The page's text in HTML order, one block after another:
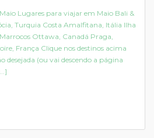
Lugares para viajar em Maio Bali &
Turquia Costa Amalfitana, Itália Ilha
Ottawa, Canadá Praga,
França Clique nos destinos acima
desejada (ou vai descendo a página